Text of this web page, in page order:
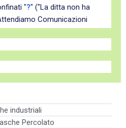
"?" ("La ditta non ha
Comunicazioni
industriali
Percolato